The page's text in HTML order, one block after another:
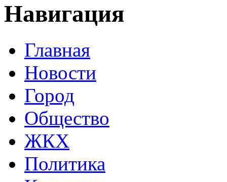
Навигация
Главная
Новости
Город
Общество
ЖКХ
Политика